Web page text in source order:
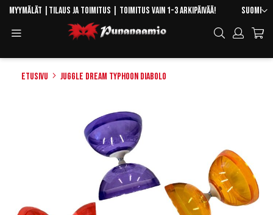
Skip
Content
Kieli
Suomi
Myymälät Tilaus ja toimitus | Toimitus vain 1-3 arkipäivää!
Hae
Etusivu Juggle Dream Typhoon Diabolo